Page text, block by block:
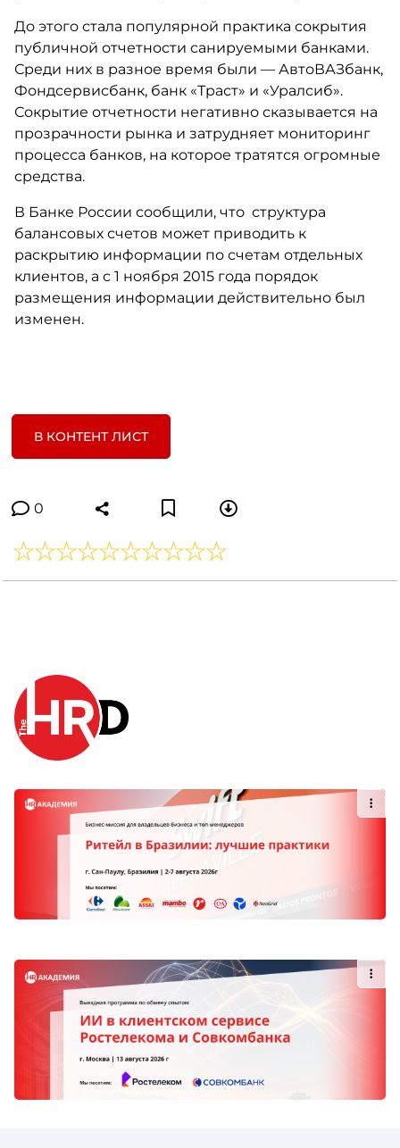
До этого стала популярной практика сокрытия
публичной отчетности санируемыми банками.
Среди них в разное время были — АвтоВАЗбанк,
Фондсервисбанк, банк «Траст» и «Уралсиб».
Сокрытие отчетности негативно сказывается на
прозрачности рынка и затрудняет мониторинг
процесса банков, на которое тратятся огромные
средства.
В Банке России сообщили, что структура
балансовых счетов может приводить к
раскрытию информации по счетам отдельных
клиентов, а с 1 ноября 2015 года порядок
размещения информации действительно был
изменен.
В КОНТЕНТ ЛИСТ
0